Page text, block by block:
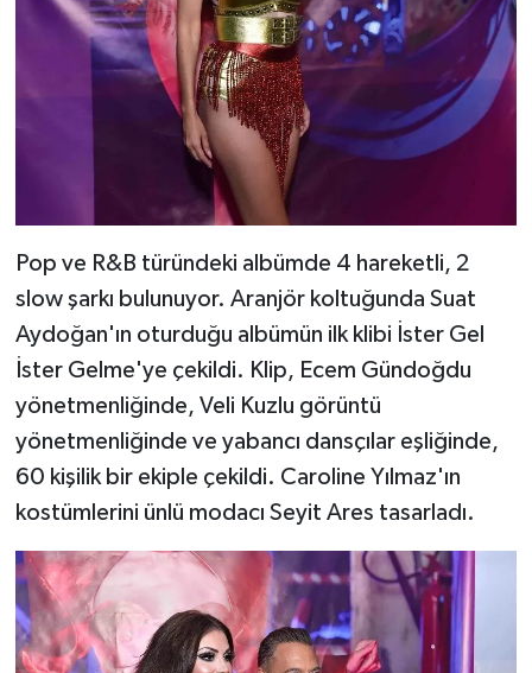
Pop ve R&B türündeki albümde 4 hareketli, 2
slow şarkı bulunuyor. Aranjör koltuğunda Suat
Aydoğan'ın oturduğu albümün ilk klibi İster Gel
İster Gelme'ye çekildi. Klip, Ecem Gündoğdu
yönetmenliğinde, Veli Kuzlu görüntü
yönetmenliğinde ve yabancı dansçılar eşliğinde,
60 kişilik bir ekiple çekildi. Caroline Yılmaz'ın
kostümlerini ünlü modacı Seyit Ares tasarladı.